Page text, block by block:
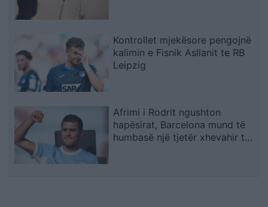
Kontrollet mjekësore pengojnë
kalimin e Fisnik Asllanit te RB
Leipzig
Afrimi i Rodrit ngushton
hapësirat, Barcelona mund të
humbasë një tjetër xhevahir të